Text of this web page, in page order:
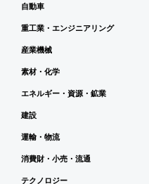
自動車
重工業・エンジニアリング
産業機械
素材・化学
エネルギー・資源・鉱業
建設
運輸・物流
消費財・小売・流通
テクノロジー